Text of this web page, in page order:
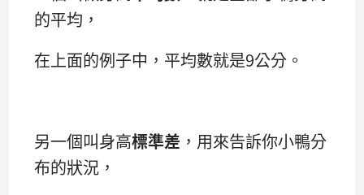
的平均，
在上面的例子中，平均數就是9公分。
另一個叫身高標準差 ，用來告訴你小鴨分
布的狀況，